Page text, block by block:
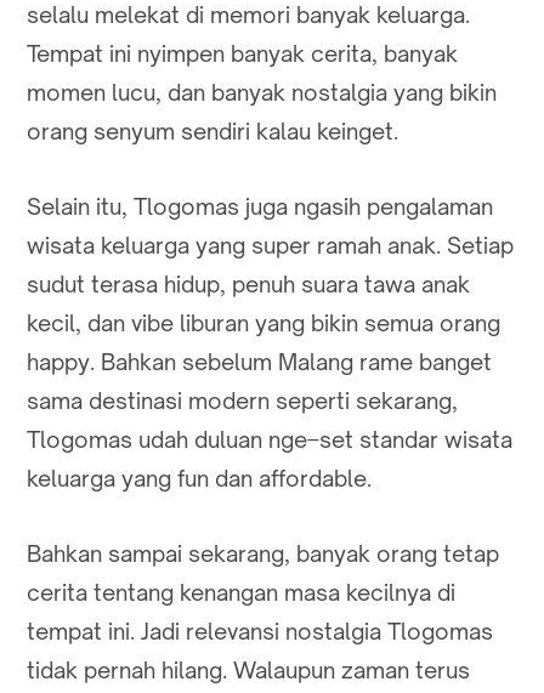
selalu melekat di memori banyak keluarga.
Tempat ini nyimpen banyak cerita, banyak
momen lucu, dan banyak nostalgia yang bikin
orang senyum sendiri kalau keinget.
Selain itu, Tlogomas juga ngasih pengalaman
wisata keluarga yang super ramah anak. Setiap
sudut terasa hidup, penuh suara tawa anak
kecil, dan vibe liburan yang bikin semua orang
happy. Bahkan sebelum Malang rame banget
sama destinasi modern seperti sekarang,
Tlogomas udah duluan nge–set standar wisata
keluarga yang fun dan affordable.
Bahkan sampai sekarang, banyak orang tetap
cerita tentang kenangan masa kecilnya di
tempat ini. Jadi relevansi nostalgia Tlogomas
tidak pernah hilang. Walaupun zaman terus